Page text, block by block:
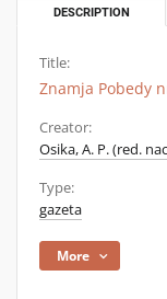
DESCRIPTION
Title:
Znamja Pobedy
Creator:
Osika, A. P. (red.
Type:
gazeta
More